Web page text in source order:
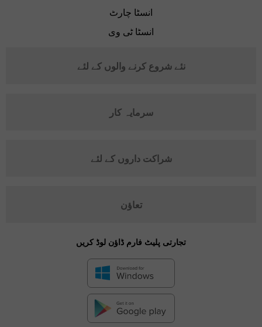
انسٹا چارٹ
انسٹا ٹی وی
نئے شروع کرنے والوں کے لئے
سرمایہ کار
شراکت داروں کے لئے
تعاؤن
تجارتی پلیٹ فارم ڈاؤن لوڈ کریں